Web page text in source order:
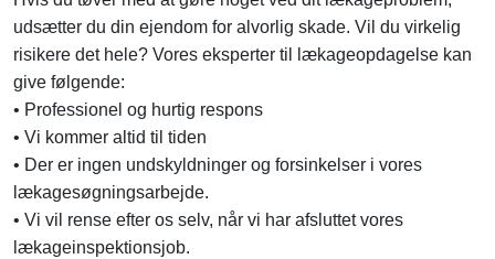
udsætter du din ejendom for alvorlig skade. Vil du virkelig
risikere det hele? Vores eksperter til lækageopdagelse kan
give følgende:
• Professionel og hurtig respons
• Vi kommer altid til tiden
• Der er ingen undskyldninger og forsinkelser i vores
lækagesøgningsarbejde.
• Vi vil rense efter os selv, når vi har afsluttet vores
lækageinspektionsjob.